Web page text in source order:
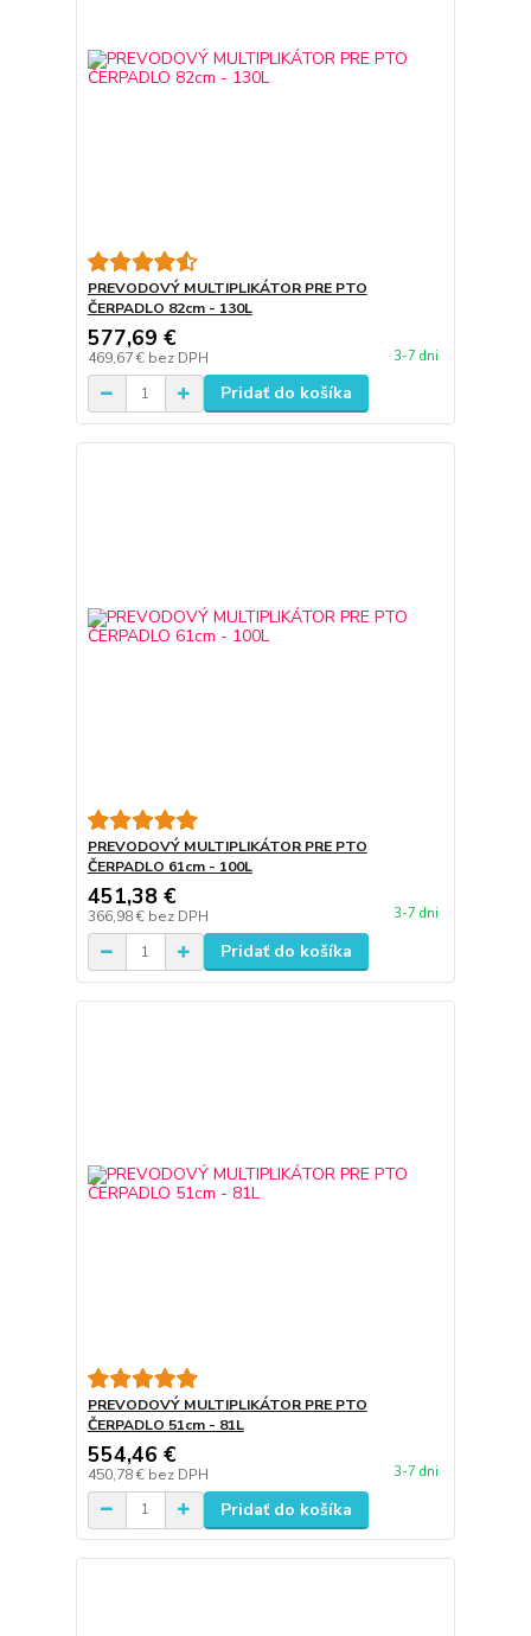
PREVODOVÝ MULTIPLIKÁTOR PRE PTO
ČERPADLO 82cm - 130L
577,69 €
469,67 € bez DPH 3-7 dni
Pridať do košíka
PREVODOVÝ MULTIPLIKÁTOR PRE PTO
ČERPADLO 61cm - 100L
451,38 €
366,98 € bez DPH 3-7 dni
Pridať do košíka
PREVODOVÝ MULTIPLIKÁTOR PRE PTO
ČERPADLO 51cm - 81L
554,46 €
450,78 € bez DPH 3-7 dni
Pridať do košíka